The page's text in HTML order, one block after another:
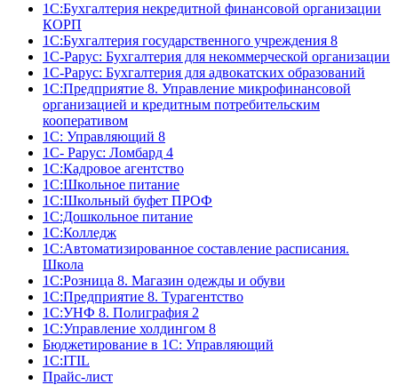
1C:Бухгалтерия некредитной финансовой организации
КОРП
1С:Бухгалтерия государственного учреждения 8
1С-Рарус: Бухгалтерия для некоммерческой организации
1С-Рарус: Бухгалтерия для адвокатских образований
1С:Предприятие 8. Управление микрофинансовой
организацией и кредитным потребительским
кооперативом
1С: Управляющий 8
1С- Рарус: Ломбард 4
1С:Кадровое агентство
1С:Школьное питание
1С:Школьный буфет ПРОФ
1C:Дошкольное питание
1С:Колледж
1С:Автоматизированное составление расписания.
Школа
1С:Розница 8. Магазин одежды и обуви
1С:Предприятие 8. Турагентство
1С:УНФ 8. Полиграфия 2
1С:Управление холдингом 8
Бюджетирование в 1С: Управляющий
1С:ITIL
Прайс-лист